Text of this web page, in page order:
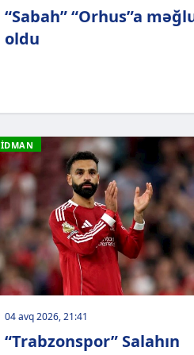
“Sabah” “Orhus”a
oldu
İDMAN
04 avq 2026, 21:41
“Trabzonspor” Salahın